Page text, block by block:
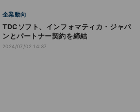
企業動向
TDCソフト、インフォマティカ・ジャパ
ンとパートナー契約を締結
2024/07/02 14:37